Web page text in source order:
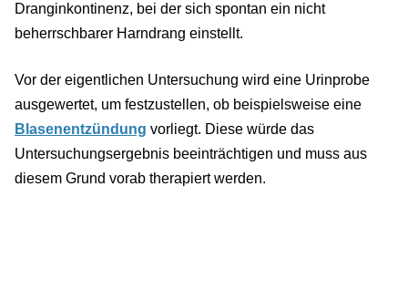
Dranginkontinenz, bei der sich spontan ein nicht
beherrschbarer Harndrang einstellt.
Vor der eigentlichen Untersuchung wird eine Urinprobe
ausgewertet, um festzustellen, ob beispielsweise eine
Blasenentzündung vorliegt. Diese würde das
Untersuchungsergebnis beeinträchtigen und muss aus
diesem Grund vorab therapiert werden.